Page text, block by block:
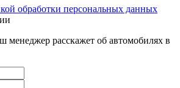
обработки персональных данных
менеджер расскажет об автомобилях в